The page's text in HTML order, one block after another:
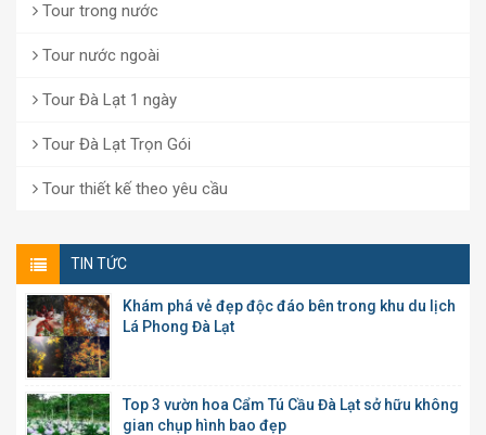
Tour trong nước
Tour nước ngoài
Tour Đà Lạt 1 ngày
Tour Đà Lạt Trọn Gói
Tour thiết kế theo yêu cầu
TIN TỨC
Khám phá vẻ đẹp độc đáo bên trong khu du lịch
Lá Phong Đà Lạt
Top 3 vườn hoa Cẩm Tú Cầu Đà Lạt sở hữu không
gian chụp hình bao đẹp